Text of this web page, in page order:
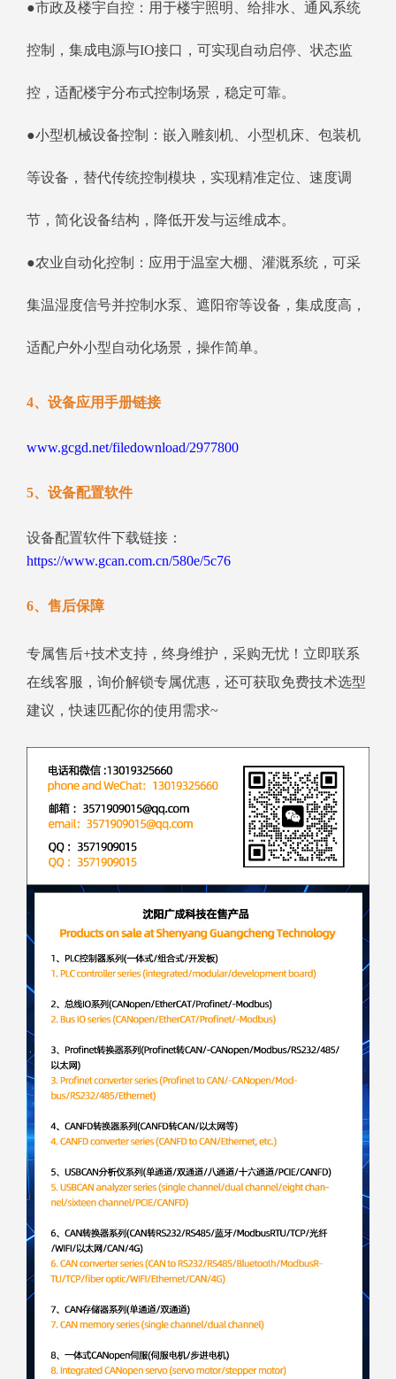
●市政及楼宇自控：用于楼宇照明、给排水、通风系统
控制，集成电源与IO接口，可实现自动启停、状态监
控，适配楼宇分布式控制场景，稳定可靠。
●小型机械设备控制：嵌入雕刻机、小型机床、包装机
等设备，替代传统控制模块，实现精准定位、速度调
节，简化设备结构，降低开发与运维成本。
●农业自动化控制：应用于温室大棚、灌溉系统，可采
集温湿度信号并控制水泵、遮阳帘等设备，集成度高，
适配户外小型自动化场景，操作简单。
4、设备应用手册链接
www.gcgd.net/filedownload/2977800
5、设备配置软件
设备配置软件下载链接：
https://www.gcan.com.cn/580e/5c76
6、售后保障
专属售后+技术支持，终身维护，采购无忧！立即联系
在线客服，询价解锁专属优惠，还可获取免费技术选型
建议，快速匹配你的使用需求~